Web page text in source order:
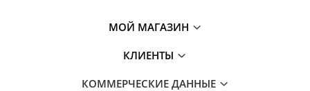
МОЙ МАГАЗИН
КЛИЕНТЫ
КОММЕРЧЕСКИЕ ДАННЫЕ